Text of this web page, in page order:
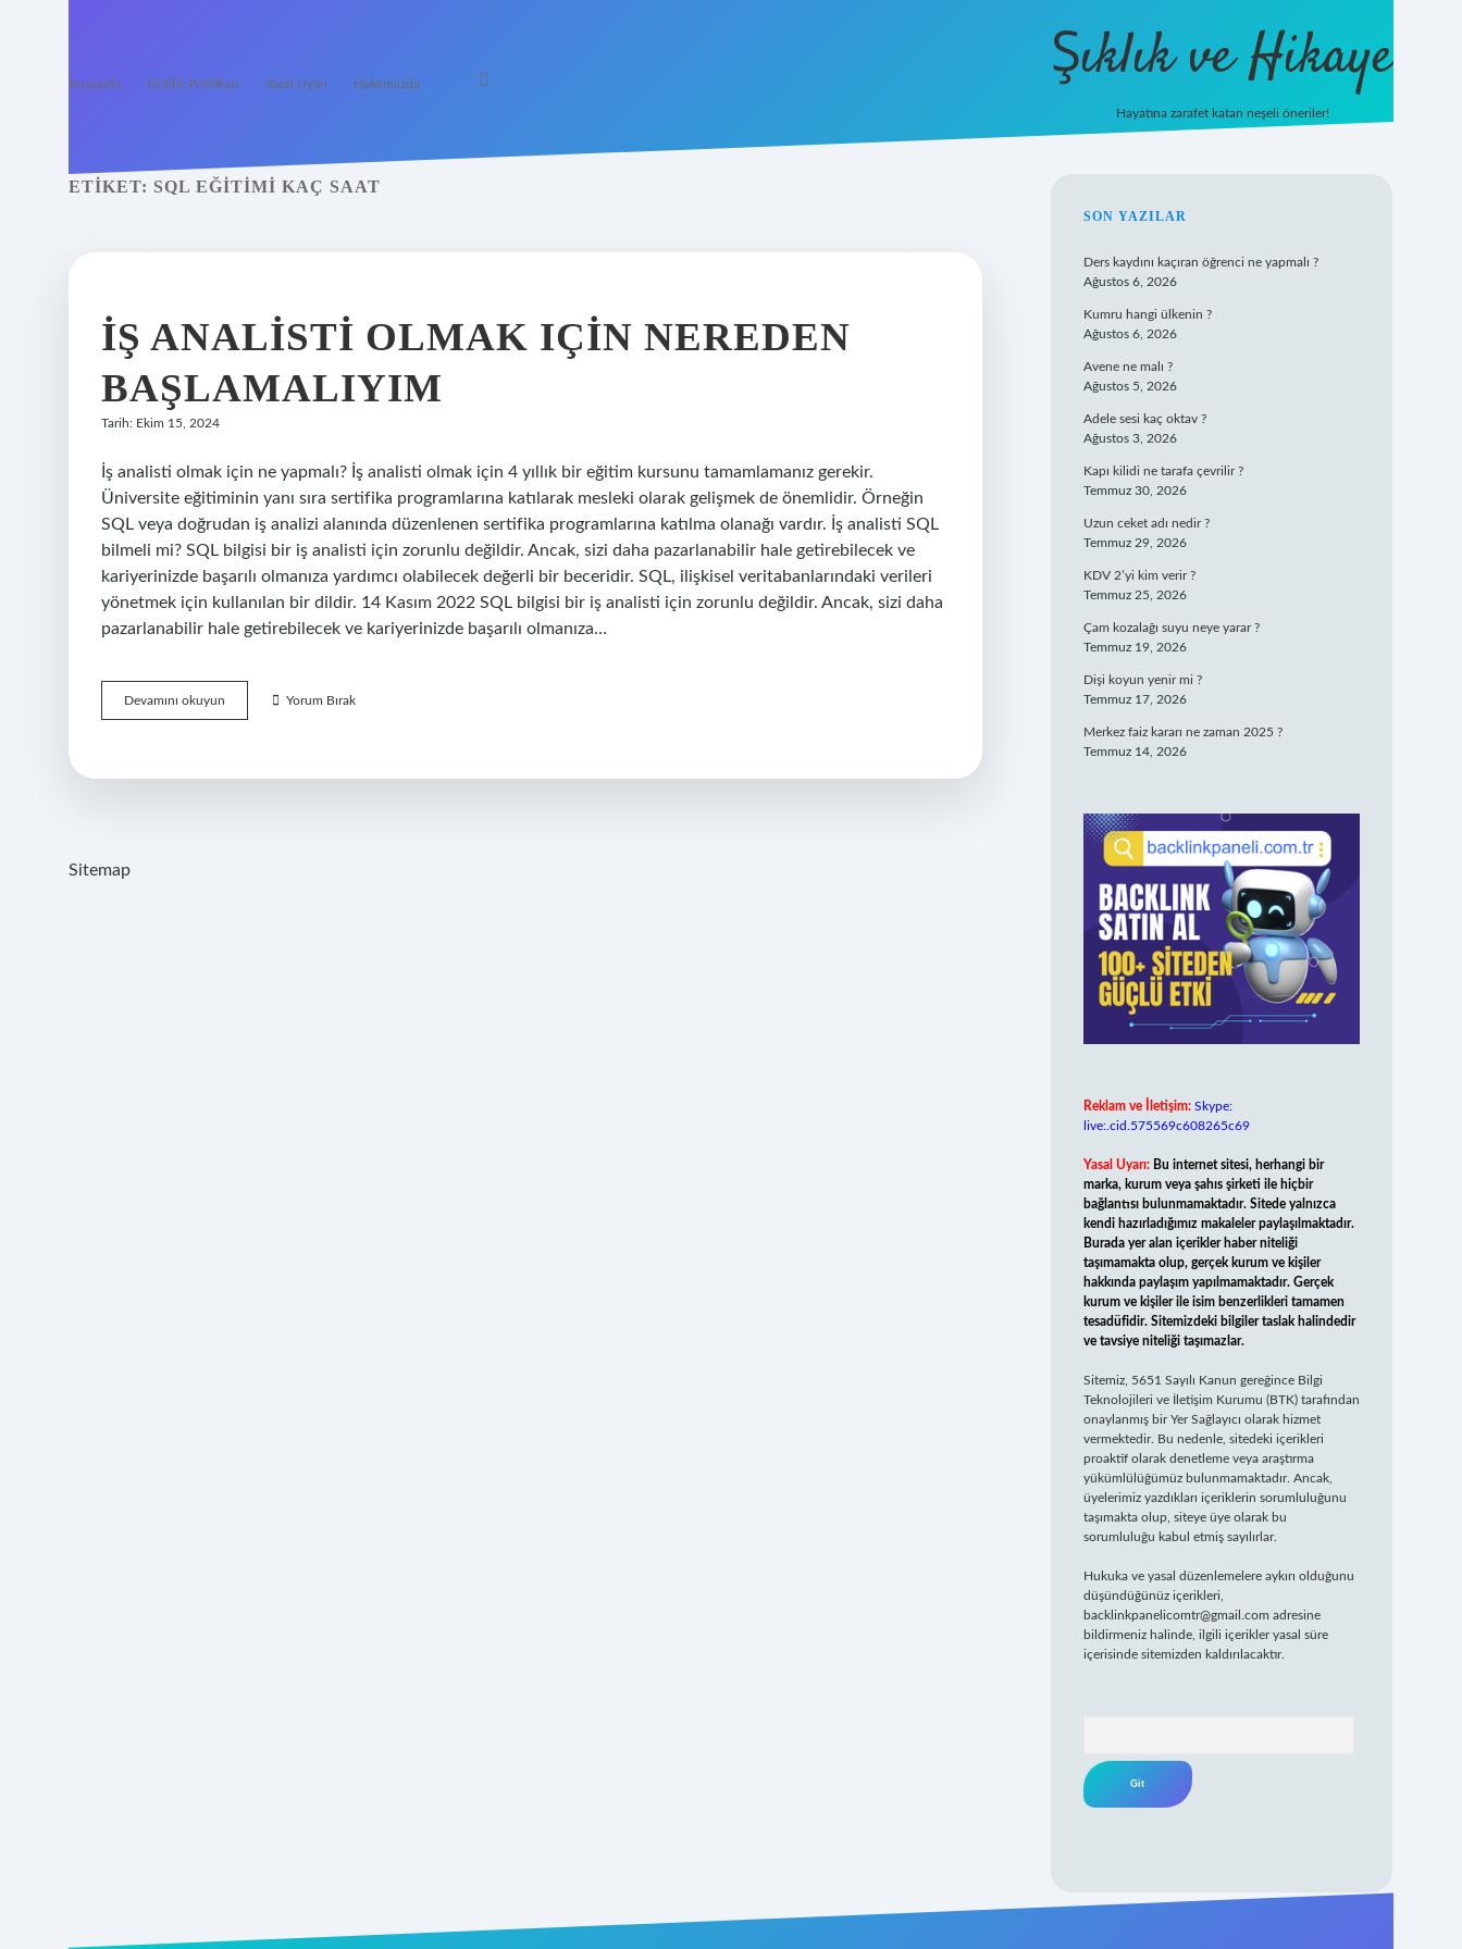
Anasayfa Gizlilik Politikası Yasal Uyarı Hakkımızda Şıklık ve Hikaye
Hayatına zarafet katan neşeli öneriler!
ETIKET: SQL EĞITIMI KAÇ SAAT
İŞ ANALISTI OLMAK IÇIN NEREDEN
BAŞLAMALIYIM
Tarih: Ekim 15, 2024
İş analisti olmak için ne yapmalı? İş analisti olmak için 4 yıllık bir eğitim kursunu tamamlamanız gerekir.
Üniversite eğitiminin yanı sıra sertifika programlarına katılarak mesleki olarak gelişmek de önemlidir. Örneğin
SQL veya doğrudan iş analizi alanında düzenlenen sertifika programlarına katılma olanağı vardır. İş analisti SQL
bilmeli mi? SQL bilgisi bir iş analisti için zorunlu değildir. Ancak, sizi daha pazarlanabilir hale getirebilecek ve
kariyerinizde başarılı olmanıza yardımcı olabilecek değerli bir beceridir. SQL, ilişkisel veritabanlarındaki verileri
yönetmek için kullanılan bir dildir. 14 Kasım 2022 SQL bilgisi bir iş analisti için zorunlu değildir. Ancak, sizi daha
pazarlanabilir hale getirebilecek ve kariyerinizde başarılı olmanıza…
Devamını okuyun
Analisti
Nereden
Yorum Bırak
Sitemap
SIDEBAR
SON YAZILAR
Ders kaydını kaçıran öğrenci ne yapmalı ?
Ağustos 6, 2026
Kumru hangi ülkenin ?
Ağustos 6, 2026
Avene ne malı ?
Ağustos 5, 2026
Adele sesi kaç oktav ?
Ağustos 3, 2026
Kapı kilidi ne tarafa çevrilir ?
Temmuz 30, 2026
Uzun ceket adı nedir ?
Temmuz 29, 2026
KDV 2’yi kim verir ?
Temmuz 25, 2026
Çam kozalağı suyu neye yarar ?
Temmuz 19, 2026
Dişi koyun yenir mi ?
Temmuz 17, 2026
Merkez faiz kararı ne zaman 2025 ?
Temmuz 14, 2026
Reklam ve İletişim: Skype:
live:.cid.575569c608265c69
Yasal Uyarı: Bu internet sitesi, herhangi bir
marka, kurum veya şahıs şirketi ile hiçbir
bağlantısı bulunmamaktadır. Sitede yalnızca
kendi hazırladığımız makaleler paylaşılmaktadır.
Burada yer alan içerikler haber niteliği
taşımamakta olup, gerçek kurum ve kişiler
hakkında paylaşım yapılmamaktadır. Gerçek
kurum ve kişiler ile isim benzerlikleri tamamen
tesadüfidir. Sitemizdeki bilgiler taslak halindedir
ve tavsiye niteliği taşımazlar.
Sitemiz, 5651 Sayılı Kanun gereğince Bilgi
Teknolojileri ve İletişim Kurumu (BTK) tarafından
onaylanmış bir Yer Sağlayıcı olarak hizmet
vermektedir. Bu nedenle, sitedeki içerikleri
proaktif olarak denetleme veya araştırma
yükümlülüğümüz bulunmamaktadır. Ancak,
üyelerimiz yazdıkları içeriklerin sorumluluğunu
taşımakta olup, siteye üye olarak bu
sorumluluğu kabul etmiş sayılırlar.
Hukuka ve yasal düzenlemelere aykırı olduğunu
düşündüğünüz içerikleri,
backlinkpanelicomtr@gmail.com adresine
bildirmeniz halinde, ilgili içerikler yasal süre
içerisinde sitemizden kaldırılacaktır.